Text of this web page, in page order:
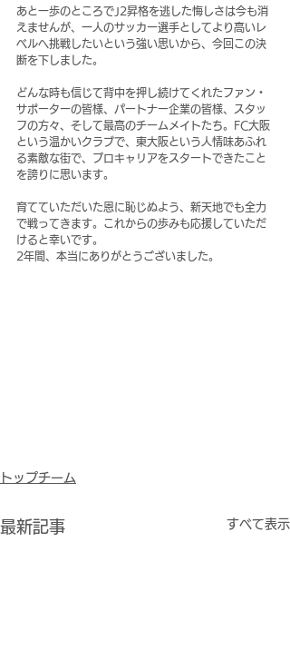
あと一歩のところでJ2昇格を逃した悔しさは今も消
えませんが、一人のサッカー選手としてより高いレ
ベルへ挑戦したいという強い思いから、今回この決
断を下しました。
どんな時も信じて背中を押し続けてくれたファン・
サポーターの皆様、パートナー企業の皆様、スタッ
フの方々、そして最高のチームメイトたち。FC大阪
という温かいクラブで、東大阪という人情味あふれ
る素敵な街で、プロキャリアをスタートできたこと
を誇りに思います。
育てていただいた恩に恥じぬよう、新天地でも全力
で戦ってきます。これからの歩みも応援していただ
けると幸いです。
2年間、本当にありがとうございました。
トップチーム
最新記事 すべて表示